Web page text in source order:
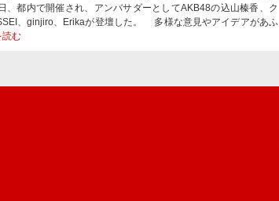
、都内で開催され、アンバサダーとしてAKB48の込山榛香、ク
、ginjiro、Erikaが登壇した。 多様な意見やアイデアがあふ
読む